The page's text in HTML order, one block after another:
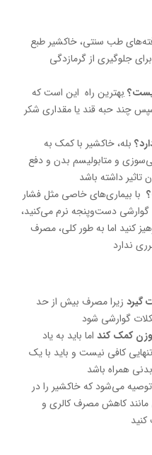
طب سنتی، خاکشیر طبع
جلوگیری از گرمازدگی
بهترین راه این است که
چند حبه قند یا مقداری شکر
بله، خاکشیر با کمک به
و متابولیسم بدن و دفع
داشته باشد
با بیماری‌های خاصی مثل فشار
دست‌وپنجه نرم می‌کنید،
کنید اما به طور کلی، مصرف
ندارد
گیرد زیرا مصرف بیش از حد
گوارشی شود
کمک کند اما باید به یاد
کافی نیست و باید با یک
همراه باشد
توصیه می‌شود که خاکشیر را در
مانند کاهش مصرف کالری و